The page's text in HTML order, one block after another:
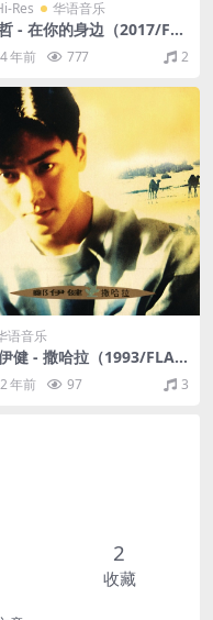
Res 华语音乐
- 在你的身边（2017/FL
Single单曲/53.9M）(24b
4 年前 777 2
语音乐
健 - 撒哈拉（1993/FLA
轨/298M）
2 年前 97 3
2
收藏